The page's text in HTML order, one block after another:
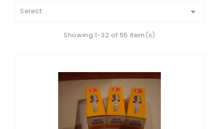
Select 
Showing 1-32 of 55 item(s)